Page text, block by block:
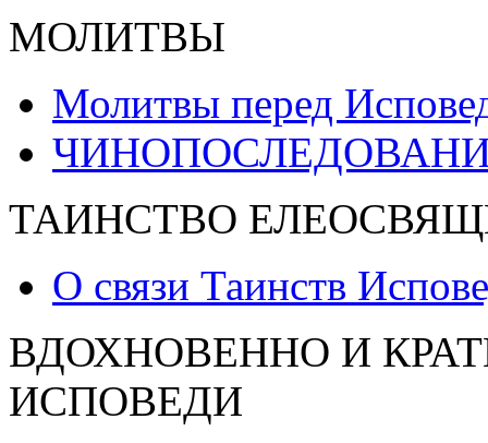
МОЛИТВЫ
Молитвы перед
ТАИНСТВО
О связи Таинств
ВДОХНОВЕННО И
ИСПОВЕДИ